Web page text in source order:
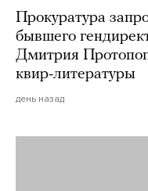
Прокуратура
бывшего
Дмитрия
квир-литературы
день назад